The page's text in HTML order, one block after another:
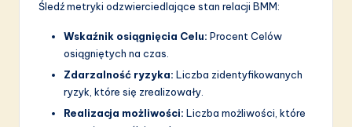
Śledź metryki odzwierciedlające stan relacji BMM:
Wskaźnik osiągnięcia Celu: Procent Celów
osiągniętych na czas.
Zdarzalność ryzyka: Liczba zidentyfikowanych
ryzyk, które się zrealizowały.
Realizacja możliwości: Liczba możliwości, które